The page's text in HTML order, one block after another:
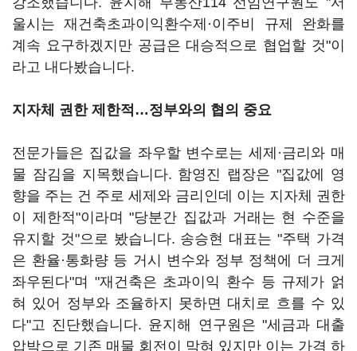
울시는 재건축초과이익환수제·이주비 규제 완화를
계속 요구하겠지만 공급은 대승적으로 협업할 것"이
라고 내다봤습니다.
지자체 권한 제한적…정부와의 협의 중요
전문가들은 집값을 좌우할 변수로는 세제·금리와 매
물 잠김을 지목했습니다. 함영진 랩장은 "집값에 영
향을 주는 건 주로 세제와 금리인데 이는 지자체 권한
이 제한적"이라며 "당분간 집값과 거래는 현 수준을
유지할 것"으로 봤습니다. 송승현 대표는 "주택 가격
은 환율·통화량 등 거시 변수와 정부 정책에 더 크게
좌우된다"며 "재건축은 초과이익 환수 등 규제가 얽
혀 있어 정부와 조율하지 못하면 대치로 흐를 수 있
다"고 진단했습니다. 윤지해 연구원은 "세금과 대출
압박으로 기존 매물 회전이 막혀 있지만 이는 가격 하